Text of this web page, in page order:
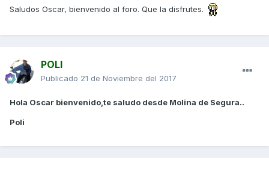
Saludos Oscar, bienvenido al foro. Que la disfrutes.
POLI
Publicado 21 de Noviembre del 2017
Hola Oscar bienvenido,te saludo desde Molina de Segura..
Poli